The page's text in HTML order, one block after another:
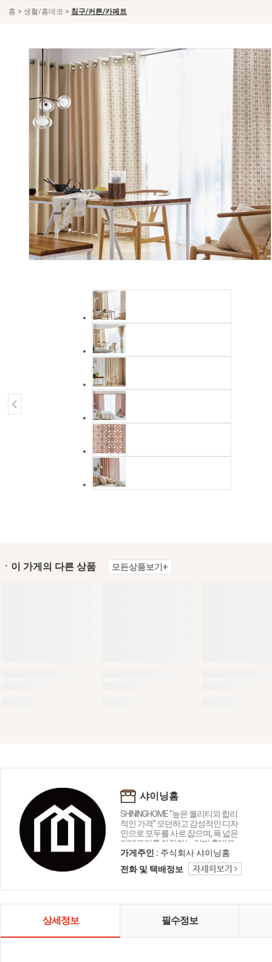
홈 > 생활/홈데코 > 침구/커튼/카페트
ㆍ이 가게의 다른 상품 모든상품보기+
샤이닝홈
SHININGHOME "높은 퀄리티외 합리
적인 가격" 모던하고 감성적인 디자
인으로 모두를 사로 잡으며, 폭 넓은
카테고리를 자랑하는 리빙 홈데코
인테리어 샤이닝홈입니다.
가게주인 : 주식회사 샤이닝홈
전화 및 택배정보
상세정보 필수정보